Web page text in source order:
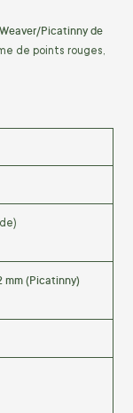
Picatinny de
de points rouges,
mm (Picatinny)